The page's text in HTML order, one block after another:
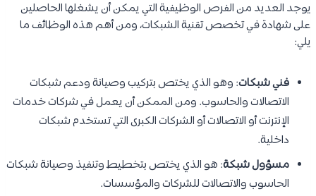
يوجد العديد من الفرص الوظيفية التي يمكن أن يشغلها الحاصلين
على شهادة في تخصص تقنية الشبكات، ومن أهم هذه الوظائف ما
يلي:
فني شبكات: وهو الذي يختص بتركيب وصيانة ودعم شبكات
الاتصالات والحاسوب. ومن الممكن أن يعمل في شركات خدمات
الإنترنت أو الاتصالات أو الشركات الكبرى التي تستخدم شبكات
داخلية.
مسؤول شبكة: هو الذي يختص بتخطيط وتنفيذ وصيانة شبكات
الحاسوب والاتصالات للشركات والمؤسسات.